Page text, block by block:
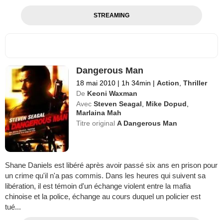
STREAMING
Dangerous Man
18 mai 2010 | 1h 34min | Action ,Thriller
De Keoni Waxman
Avec Steven Seagal Mike Dopud
Marlaina Mah
Titre originalA Dangerous Man
Shane Daniels est libéré après avoir passé six ans en prison pour
un crime qu'il n'a pas commis. Dans les heures qui suivent sa
libération, il est témoin d'un échange violent entre la mafia
chinoise et la police, échange au cours duquel un policier est
tué...